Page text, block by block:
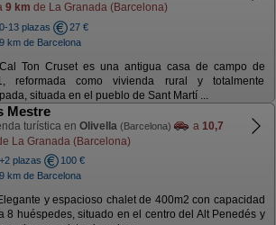
9 km de La Granada (Barcelona)
13 plazas
27 €
km de Barcelona
Cal Ton Cruset es una antigua casa de campo de
reformada como vivienda rural y totalmente
situada en el pueblo de Sant Martí ...
Mestre
turística en Olivella (Barcelona) a 10,7
La Granada (Barcelona)
plazas
100 €
km de Barcelona
y espacioso chalet de 400m2 con capacidad
8 huéspedes, situado en el centro del Alt Penedés y